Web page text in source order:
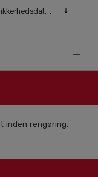
Sadolin Wall True Matt Base Clear -- Sikkerhedsdatablad
inden rengøring.